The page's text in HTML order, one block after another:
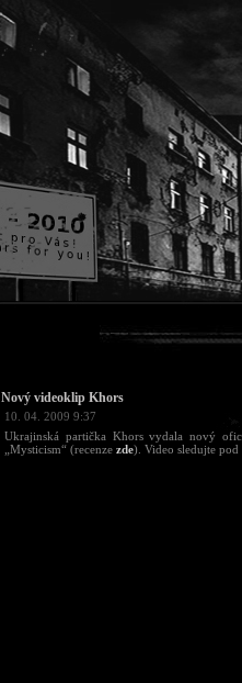
Nový videoklip Khors
10. 04. 2009 9:37
Ukrajinská partička Khors vydala nový
„Mysticism“ (recenze zde). Video sledujte pod